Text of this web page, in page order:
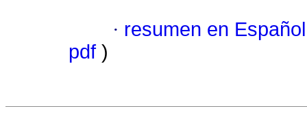
· resumen en Español
pdf )